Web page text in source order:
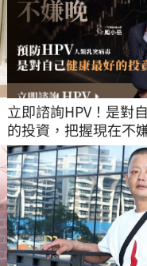
立即諮詢HPV！是對
的投資，把握現在不